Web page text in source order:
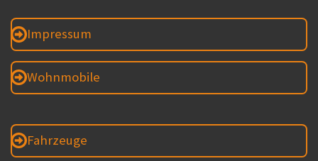
Impressum
Wohnmobile
Fahrzeuge